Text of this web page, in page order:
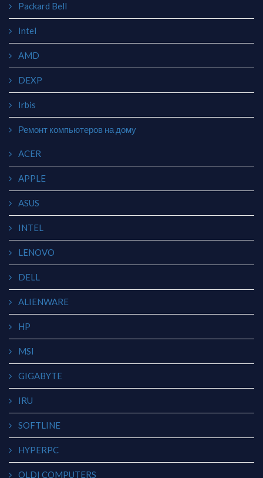
Packard Bell
Intel
AMD
DEXP
Irbis
Ремонт компьютеров на дому
ACER
APPLE
ASUS
INTEL
LENOVO
DELL
ALIENWARE
HP
MSI
GIGABYTE
IRU
SOFTLINE
HYPERPC
OLDI COMPUTERS